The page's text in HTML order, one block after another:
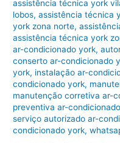
assistência técnica york
lobos,assistência técnica
york zona norte,
assistência técnica york
ar-condicionado york,
conserto ar-condicionado
york, instalação ar-
condicionado york,
manutenção corretiva ar-
preventiva ar-
serviço autorizado ar-
condicionado york,